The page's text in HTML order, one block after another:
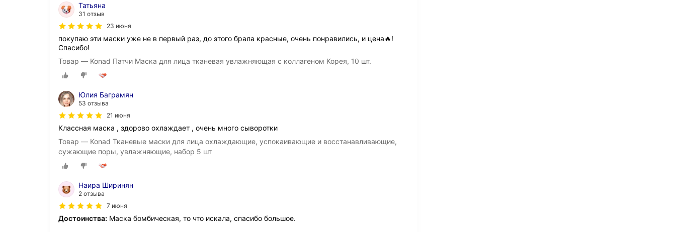
Татьяна
31 отзыв
23 июня
покупаю эти маски уже не в первый раз, до этого брала красные, очень понравились, и цена🔥!
Спасибо!
Товар — Konad Патчи Маска для лица тканевая увлажняющая с коллагеном Корея, 10 шт.
Юлия Баграмян
53 отзыва
21 июня
Классная маска , здорово охлаждает , очень много сыворотки
Товар — Konad Тканевые маски для лица охлаждающие, успокаивающие и восстанавливающие,
сужающие поры, увлажняющие, набор 5 шт
Наира Ширинян
2 отзыва
7 июня
Достоинства: Маска бомбическая, то что искала, спасибо большое.